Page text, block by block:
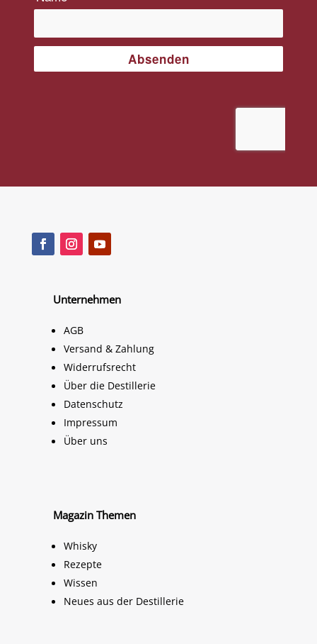
Unternehmen
AGB
Versand & Zahlung
Widerrufsrecht
Über die Destillerie
Datenschutz
Impressum
Über uns
Magazin Themen
Whisky
Rezepte
Wissen
Neues aus der Destillerie